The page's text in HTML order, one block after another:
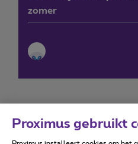
zomer
Proximus gebruikt